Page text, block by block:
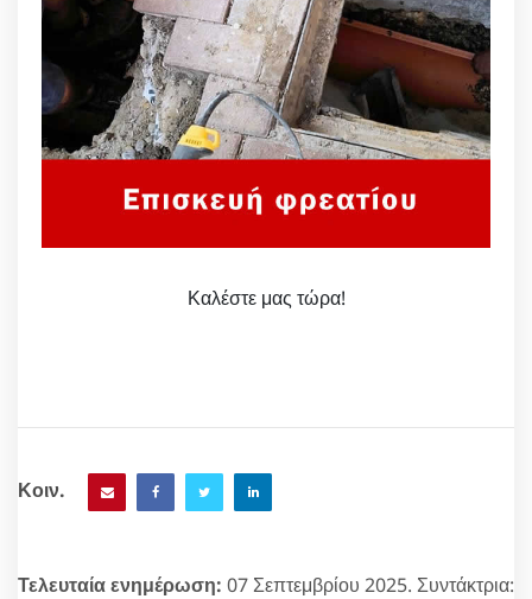
Καλέστε μας τώρα!
Κοιν.
Τελευταία ενημέρωση: 07 Σεπτεμβρίου 2025. Συντάκτρια: